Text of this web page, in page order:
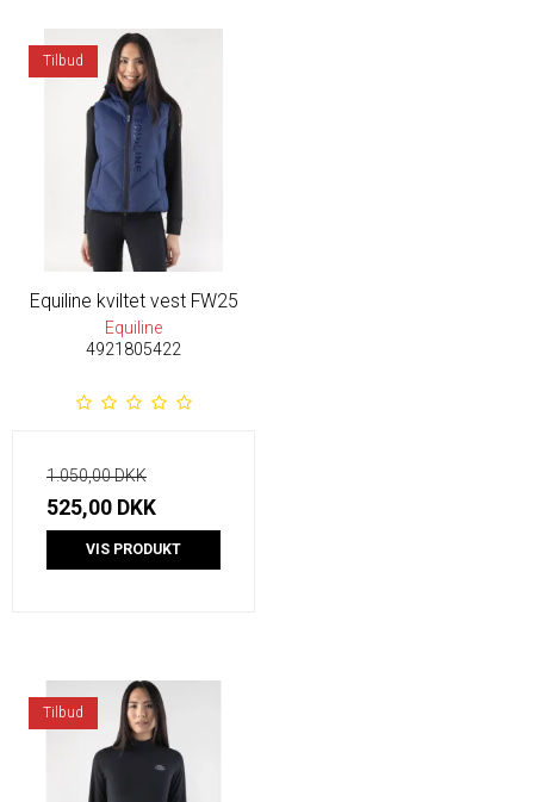
Tilbud
Equiline kviltet vest FW25
Equiline
4921805422
1.050,00 DKK
525,00 DKK
VIS PRODUKT
Tilbud